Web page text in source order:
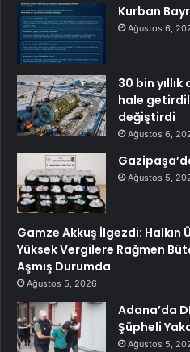
Kurban
Ağustos 6,
30 bin
hale
değiştirdi
Ağustos 6,
Ağustos 5,
Gamze Akkuş İlgezdi: Halkın
Yüksek Vergilere Rağmen
Aşmış Durumda
Ağustos 5, 2026
Adana’da
Şüpheli
Ağustos 5,